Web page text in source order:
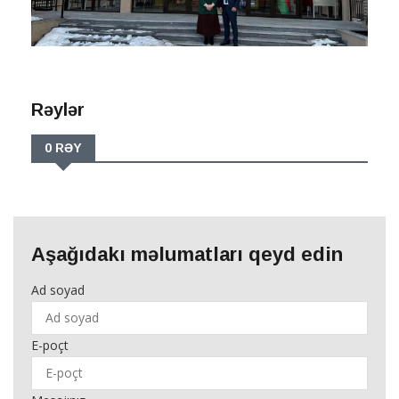
Rəylər
0 RƏY
Aşağıdakı məlumatları qeyd edin
Ad soyad
E-poçt